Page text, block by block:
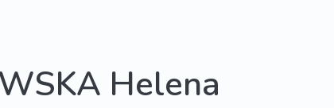
Helena